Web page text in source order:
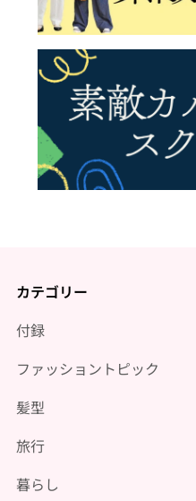
カテゴリー
付録
ファッショントピック
髪型
旅行
暮らし